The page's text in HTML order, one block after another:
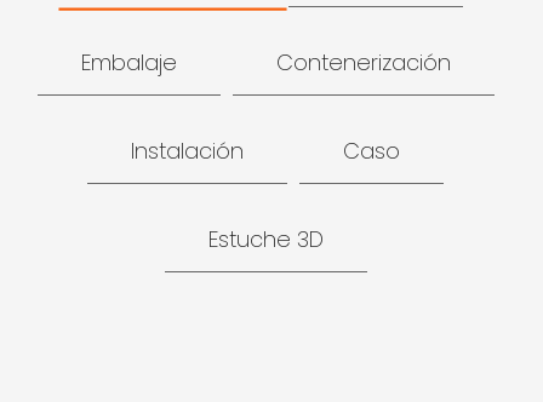
Embalaje Contenerización
Instalación Caso
Estuche 3D